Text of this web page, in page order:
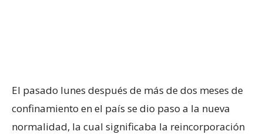
El pasado lunes después de más de dos meses de
confinamiento en el país se dio paso a la nueva
normalidad, la cual significaba la reincorporación